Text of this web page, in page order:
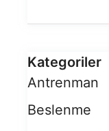
Kategoriler
Antrenman
Beslenme